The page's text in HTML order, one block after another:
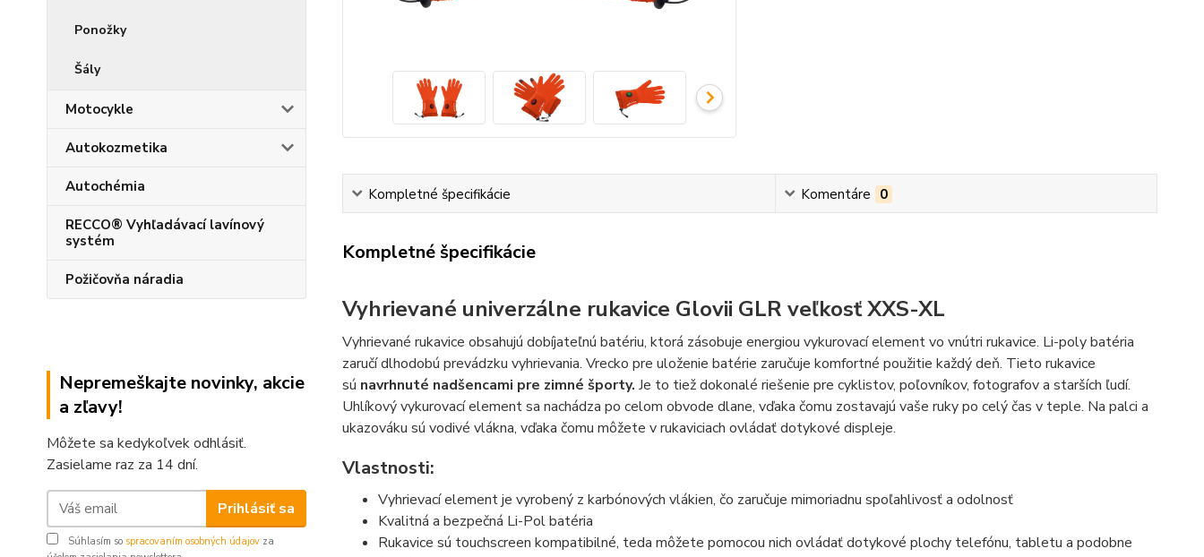
Ponožky
Šály
Motocykle
Autokozmetika
Autochémia
RECCO® Vyhľadávací lavínový
systém
Požičovňa náradia
Nepremeškajte novinky, akcie
a zľavy!
Môžete sa kedykoľvek odhlásiť.
Zasielame raz za 14 dní.
Prihlásiť sa
Súhlasím so spracovaním osobných údajov za
Kompletné špecifikácie Komentáre 0
Kompletné špecifikácie
Vyhrievané univerzálne rukavice Glovii GLR veľkosť XXS-XL
Vyhrievané rukavice obsahujú dobíjateľnú batériu, ktorá zásobuje energiou vykurovací element vo vnútri rukavice. Li-poly batéria
zaručí dlhodobú prevádzku vyhrievania. Vrecko pre uloženie batérie zaručuje komfortné použitie každý deň. Tieto rukavice
sú navrhnuté nadšencami pre zimné športy. Je to tiež dokonalé riešenie pre cyklistov, poľovníkov, fotografov a starších ľudí.
Uhlíkový vykurovací element sa nachádza po celom obvode dlane, vďaka čomu zostavajú vaše ruky po celý čas v teple. Na palci a
ukazováku sú vodivé vlákna, vďaka čomu môžete v rukaviciach ovládať dotykové displeje.
Vlastnosti:
Vyhrievací element je vyrobený z karbónových vlákien, čo zaručuje mimoriadnu spoľahlivosť a odolnosť
Kvalitná a bezpečná Li-Pol batéria
Rukavice sú touchscreen kompatibilné, teda môžete pomocou nich ovládať dotykové plochy telefónu, tabletu a podobne